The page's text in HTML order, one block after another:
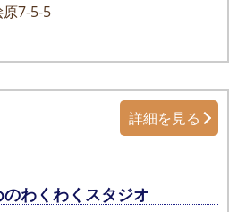
7-5-5
わくわくスタジオ
詳細を見る